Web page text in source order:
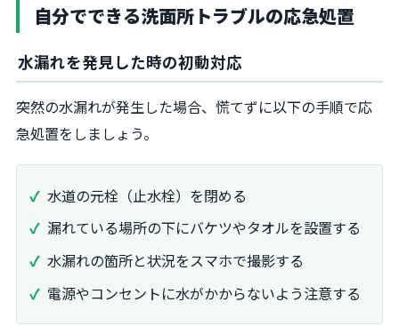
自分でできる洗面所トラブルの応急処置
水漏れを発見した時の初動対応
突然の水漏れが発生した場合、慌てずに以下の手順で応
急処置をしましょう。
水道の元栓（止水栓）を閉める
漏れている場所の下にバケツやタオルを設置する
水漏れの箇所と状況をスマホで撮影する
電源やコンセントに水がかからないよう注意する